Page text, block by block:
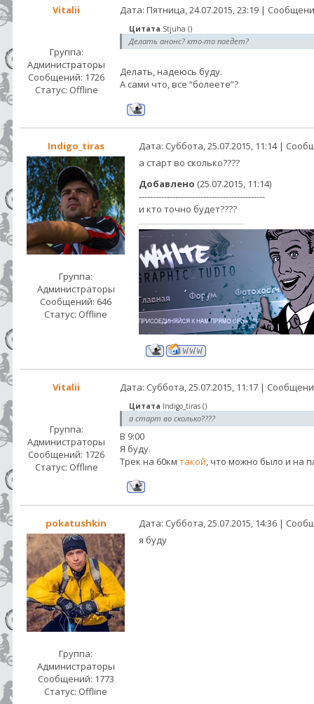
Vitalii Дата: Пятница, 24.07.2015, 23:19 |
Группа:
Администраторы
Сообщений: 1726
Статус: Offline
Цитата Stjuha ()
Делать анонс? кто-то поедет?
Делать, надеюсь буду.
А сами что, все “болеете”?
Indigo_tiras Дата: Суббота, 25.07.2015, 11:14 |
Группа:
Администраторы
Сообщений: 646
Статус: Offline
а старт во сколько????
Добавлено (25.07.2015, 11:14)
---------------------------------------------
и кто точно будет????
Vitalii Дата: Суббота, 25.07.2015, 11:17 |
Группа:
Администраторы
Сообщений: 1726
Статус: Offline
Цитата Indigo_tiras ()
а старт во сколько????
В 9:00
Я буду.
Трек на 60км такой, что можно было и на
pokatushkin Дата: Суббота, 25.07.2015, 14:36 |
Группа:
Администраторы
Сообщений: 1773
Статус: Offline
я буду